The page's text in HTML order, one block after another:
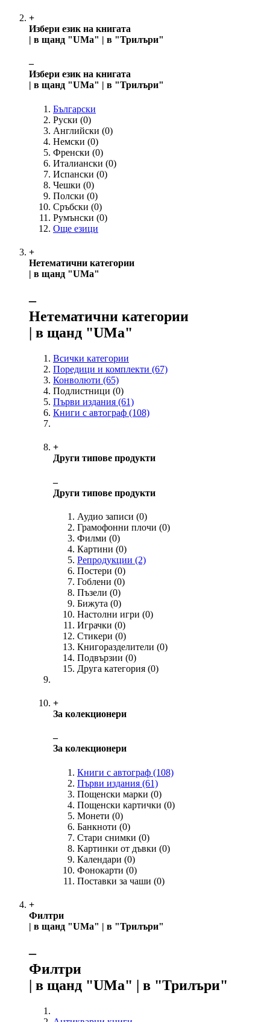
+
Избери език на книгата
| в щанд "UMa" | в "Трилъри"
‒
Избери език на книгата
| в щанд "UMa" | в "Трилъри"
Български
Руски (0)
Английски (0)
Немски (0)
Френски (0)
Италиански (0)
Испански (0)
Чешки (0)
Полски (0)
Сръбски (0)
Румънски (0)
Още езици
+
Нетематични категории
| в щанд "UMa"
‒
Нетематични категории
| в щанд "UMa"
Всички категории
Поредици и комплекти (67)
Конволюти (65)
Подлистници (0)
Първи издания (61)
Книги с автограф (108)
+
Други типове продукти
‒
Други типове продукти
Аудио записи (0)
Грамофонни плочи (0)
Филми (0)
Картини (0)
Репродукции (2)
Постери (0)
Гоблени (0)
Пъзели (0)
Бижута (0)
Настолни игри (0)
Играчки (0)
Стикери (0)
Книгоразделители (0)
Подвързии (0)
Друга категория (0)
+
За колекционери
‒
За колекционери
Книги с автограф (108)
Първи издания (61)
Пощенски марки (0)
Пощенски картички (0)
Монети (0)
Банкноти (0)
Стари снимки (0)
Картинки от дъвки (0)
Календари (0)
Фонокарти (0)
Поставки за чаши (0)
+
Филтри
| в щанд "UMa" | в "Трилъри"
‒
Филтри
| в щанд "UMa" | в "Трилъри"